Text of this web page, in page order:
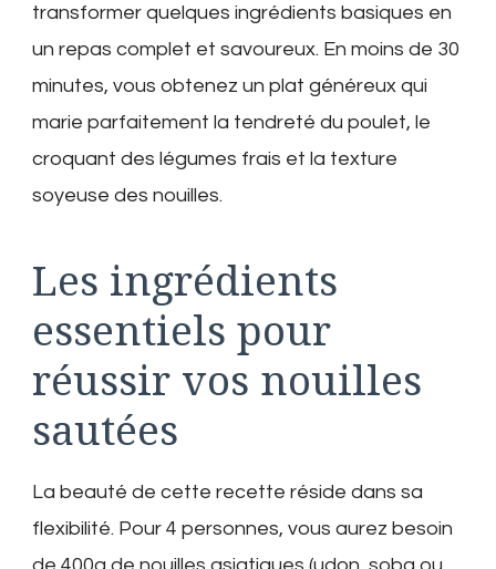
transformer quelques ingrédients basiques en
un repas complet et savoureux. En moins de 30
minutes, vous obtenez un plat généreux qui
marie parfaitement la tendreté du poulet, le
croquant des légumes frais et la texture
soyeuse des nouilles.
Les ingrédients
essentiels pour
réussir vos nouilles
sautées
La beauté de cette recette réside dans sa
flexibilité. Pour 4 personnes, vous aurez besoin